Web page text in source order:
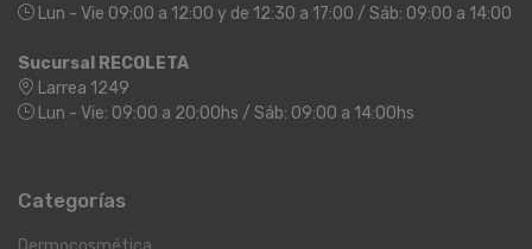
Lun - Vie 09:00 a 12:00 y de 12:30 a 17:00 / Sáb: 09:00 a 14:00
Sucursal RECOLETA
Larrea 1249
Lun - Vie: 09:00 a 20:00hs / Sáb: 09:00 a 14:00hs
Categorías